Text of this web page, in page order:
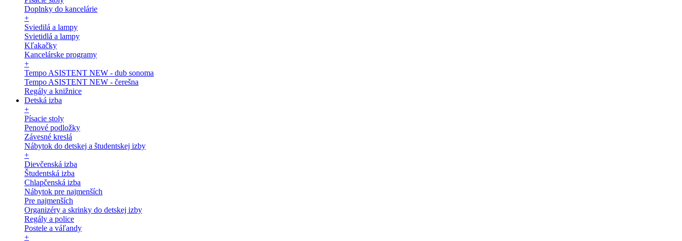
Doplnky do kancelárie
+
Sviedilá a lampy
Svietidlá a lampy
Kľakačky
Kancelárske programy
+
Tempo ASISTENT NEW - dub sonoma
Tempo ASISTENT NEW - čerešna
Regály a knižnice
Detská izba
+
Písacie stoly
Penové podložky
Závesné kreslá
Nábytok do detskej a študentskej izby
+
Dievčenská izba
Študentská izba
Chlapčenská izba
Nábytok pre najmenších
Pre najmenších
Organizéry a skrinky do detskej izby
Regály a police
Postele a váľandy
+